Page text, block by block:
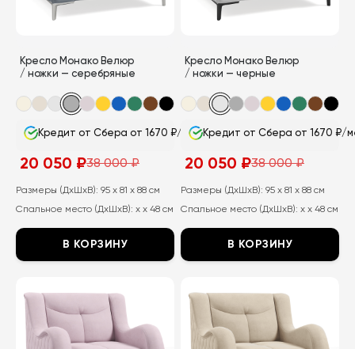
выбрать
товара.
выбрать
товара.
Кресло Монако Велюр
/ ножки — серебряные
Кредит от Сбера от 1670 ₽/мес
38 000₽
Первоначальная
составляла
000
20 050 ₽
Текущая
20
₽.
Размеры (ДхШхВ): 95 x 81 x 88 см
Спальное место (ДхШхВ): x x 48 см
В КОРЗИНУ
товар
имеет
несколько
Кресло Монако Велюр
/ ножки — черные
Кредит от Сбера от 1670 ₽/
38 000₽
Первоначальная
составляла
000
20 050 ₽
Текущая
20
₽.
Размеры (ДхШхВ): 95 x 81 x 88 см
Спальное место (ДхШхВ): x x 48 см
В КОРЗИНУ
товар
имеет
несколько